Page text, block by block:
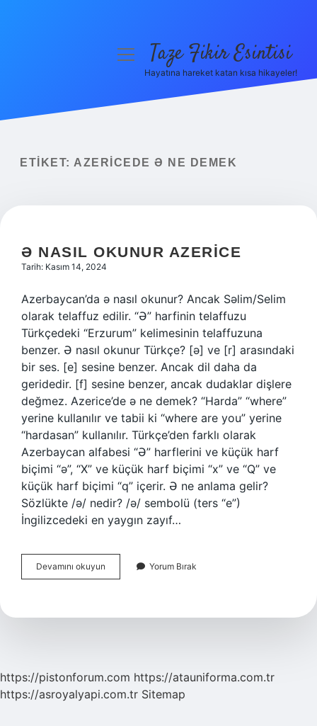
Yasal Uyarı
menüyüTaze Fikir Esintisi
Hayatına hareket katan kısa hikayeler!
ETIKET: AZERICEDE Ə NE DEMEK
Ə NASIL OKUNUR AZERICE
Tarih: Kasım 14, 2024
Azerbaycan’da ə nasıl okunur? Ancak Səlim/Selim
olarak telaffuz edilir. “Ə” harfinin telaffuzu
Türkçedeki “Erzurum” kelimesinin telaffuzuna
benzer. Ə nasıl okunur Türkçe? [ə] ve [r] arasındaki
bir ses. [e] sesine benzer. Ancak dil daha da
geridedir. [f] sesine benzer, ancak dudaklar dişlere
değmez. Azerice’de ə ne demek? “Harda” “where”
yerine kullanılır ve tabii ki “where are you” yerine
“hardasan” kullanılır. Türkçe’den farklı olarak
Azerbaycan alfabesi “Ə” harflerini ve küçük harf
biçimi “ə”, “X” ve küçük harf biçimi “x” ve “Q” ve
küçük harf biçimi “q” içerir. Ə ne anlama gelir?
Sözlükte /ə/ nedir? /ə/ sembolü (ters “e”)
İngilizcedeki en yaygın zayıf…
Devamını okuyun
Nasıl
Yorum Bırak
https://pistonforum.com https://atauniforma.com.tr
https://asroyalyapi.com.tr Sitemap